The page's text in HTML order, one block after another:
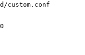
custom.conf